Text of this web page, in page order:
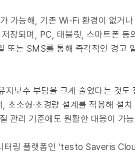
가능해, 기존 Wi-Fi 환경이 없거
되며, PC, 태블릿, 스마트폰 등
또는 SMS를 통해 즉각적인 경고
보수 부담을 크게 줄였다는 것
초소형·초경량 설계를 적용해 설
관리 기준에도 원활한 대응이 가
링 플랫폼인 ‘testo Saveris